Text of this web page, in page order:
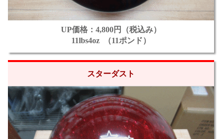
UP価格：4,800円（税込み）
11lbs4oz （11ポンド）
スターダスト